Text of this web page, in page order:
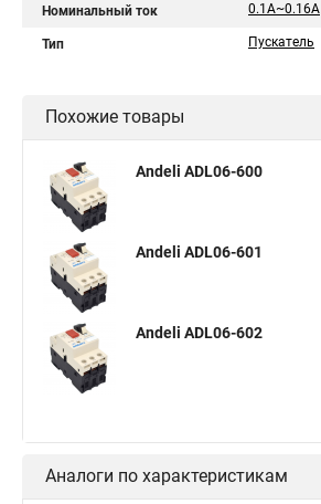
Номинальный ток 0.1A~0.16A
Тип Пускатель
Похожие товары
Andeli ADL06-600
Andeli ADL06-601
Andeli ADL06-602
Аналоги по характеристикам